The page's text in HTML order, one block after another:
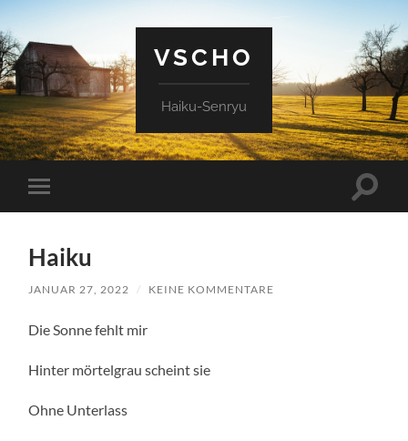
VSCHO
Haiku-Senryu
Mobile-
Menü
Haiku
JANUAR 27, 2022 / KEINE KOMMENTARE
Die Sonne fehlt mir
Hinter mörtelgrau scheint sie
Ohne Unterlass